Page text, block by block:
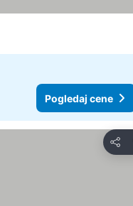
Pogledaj cene
Deli